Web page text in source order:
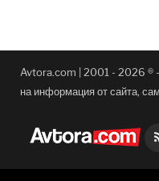
Avtora.com | 2001 - 2026 ® -
на информация от сайта,